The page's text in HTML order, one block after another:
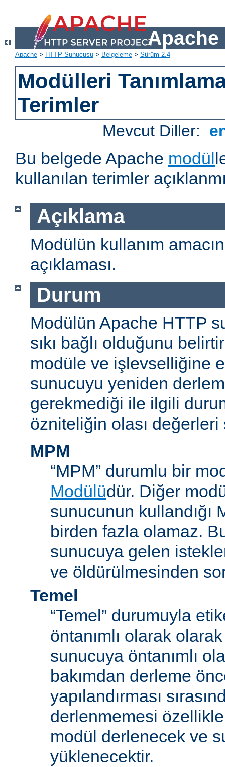
Apache
Apache > HTTP Sunucusu > Belgeleme > Sürüm 2.4
Modülleri
Terimler
Mevcut Diller:
Bu belgede Apache modül
kullanılan terimler
Açıklama
Modülün kullanım
açıklaması.
Durum
Modülün Apache HTTP
sıkı bağlı olduğunu
modüle ve işlevselliğine
sunucuyu yeniden
gerekmediği ile ilgili
özniteliğin olası değerleri
MPM
“MPM” durumlu bir
Modülüdür. Diğer
sunucunun kullandığı
birden fazla olamaz.
sunucuya gelen
ve öldürülmesinden
Temel
“Temel” durumuyla
öntanımlı olarak
sunucuya öntanımlı
bakımdan derleme
yapılandırması
derlenmemesi
modül derlenecek ve
yüklenecektir.